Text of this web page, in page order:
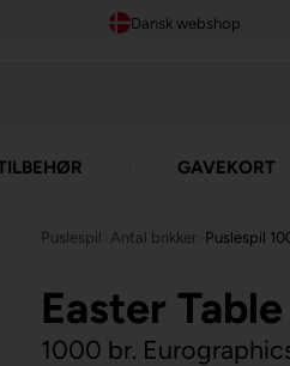
Dansk webshop
GAVEKORT
Puslespil Antal brikker Puslespil
Easter Table
1000 br.